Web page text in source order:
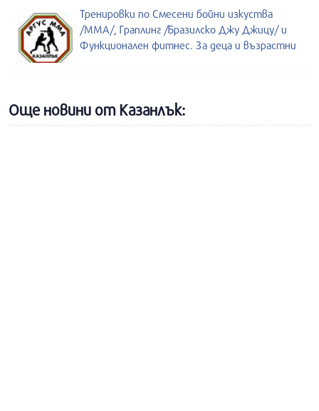
Тренировки по Смесени бойни изкуства
/MMA/, Граплинг /Бразилско Джу Джицу/ и
Функционален фитнес. За деца и възрастни
Още новини от Казанлък: